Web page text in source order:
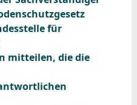
für
mitteilen, die die